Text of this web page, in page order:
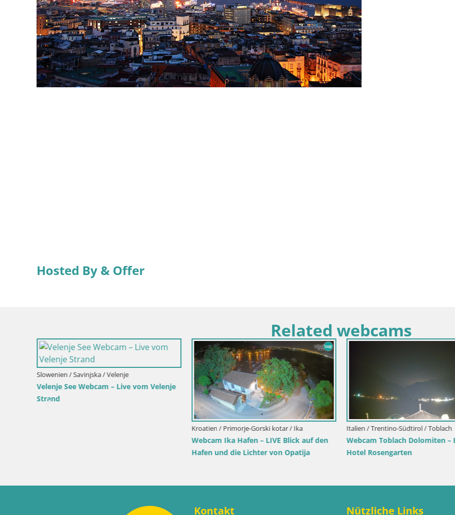
Hosted By & Offer
Related webcams
Slowenien / Savinjska / Velenje
Velenje See Webcam – Live vom Velenje
Strand
Kroatien / Primorje-Gorski kotar / Ika
Webcam Ika Hafen – LIVE Blick auf den
Hafen und die Lichter von Opatija
Italien / Trentino-Südtirol / Toblach
Webcam Toblach Dolomiten –
Hotel Rosengarten
Kontakt Nützliche Links